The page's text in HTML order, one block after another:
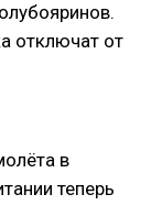
отключат от
в
теперь